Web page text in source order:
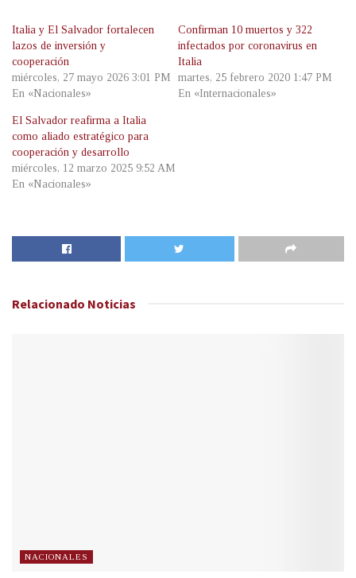
Italia y El Salvador fortalecen
lazos de inversión y
cooperación
miércoles, 27 mayo 2026 3:01 PM
En «Nacionales»
Confirman 10 muertos y 322
infectados por coronavirus en
Italia
martes, 25 febrero 2020 1:47 PM
En «Internacionales»
El Salvador reafirma a Italia
como aliado estratégico para
cooperación y desarrollo
miércoles, 12 marzo 2025 9:52 AM
En «Nacionales»
Relacionado Noticias
NACIONALES